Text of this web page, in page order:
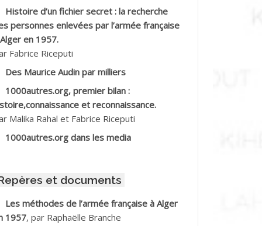
Mohamed ben Kaddour
Kouider
Ahmed dit le Coiffeur
Mohamed
Salah
M.*
Histoire d’un fichier secret : la recherche
personnes enlevées par l’armée française
en 1957.
Fabrice Riceputi
Des Maurice Audin par milliers
1000autres.org, premier bilan :
et reconnaissance.
Malika Rahal et Fabrice Riceputi
1000autres.org dans les media
et documents
Les méthodes de l’armée française à Alger
1957, par Raphaëlle Branche